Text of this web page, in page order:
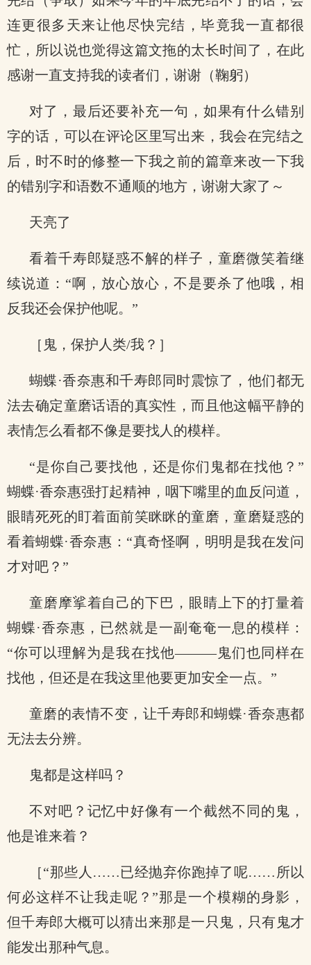
连更很多天来让他尽快完结，毕竟我一直都很
忙，所以说也觉得这篇文拖的太长时间了，在此
感谢一直支持我的读者们，谢谢（鞠躬）
对了，最后还要补充一句，如果有什么错别
字的话，可以在评论区里写出来，我会在完结之
后，时不时的修整一下我之前的篇章来改一下我
的错别字和语数不通顺的地方，谢谢大家了～
天亮了
看着千寿郎疑惑不解的样子，童磨微笑着继
续说道：“啊，放心放心，不是要杀了他哦，相
反我还会保护他呢。”
［鬼，保护人类/我？］
蝴蝶·香奈惠和千寿郎同时震惊了，他们都无
法去确定童磨话语的真实性，而且他这幅平静的
表情怎么看都不像是要找人的模样。
“是你自己要找他，还是你们鬼都在找他？”
蝴蝶·香奈惠强打起精神，咽下嘴里的血反问道，
眼睛死死的盯着面前笑眯眯的童磨，童磨疑惑的
看着蝴蝶·香奈惠：“真奇怪啊，明明是我在发问
才对吧？”
童磨摩挲着自己的下巴，眼睛上下的打量着
蝴蝶·香奈惠，已然就是一副奄奄一息的模样：
“你可以理解为是我在找他———鬼们也同样在
找他，但还是在我这里他要更加安全一点。”
童磨的表情不变，让千寿郎和蝴蝶·香奈惠都
无法去分辨。
鬼都是这样吗？
不对吧？记忆中好像有一个截然不同的鬼，
他是谁来着？
［“那些人……已经抛弃你跑掉了呢……所以
何必这样不让我走呢？”那是一个模糊的身影，
但千寿郎大概可以猜出来那是一只鬼，只有鬼才
能发出那种气息。